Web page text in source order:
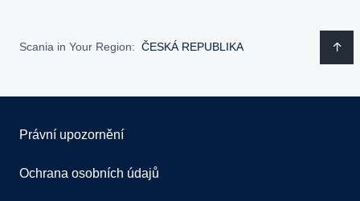
Scania in Your Region: ČESKÁ REPUBLIKA
Právní upozornění
Ochrana osobních údajů